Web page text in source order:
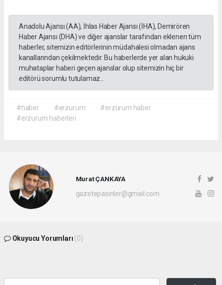
Anadolu Ajansı (AA), İhlas Haber Ajansı (İHA), Demirören
Haber Ajansı (DHA) ve diğer ajanslar tarafından eklenen tüm
haberler, sitemizin editörlerinin müdahalesi olmadan ajans
kanallarından çekilmektedir. Bu haberlerde yer alan hukuki
muhataplar haberi geçen ajanslar olup sitemizin hiç bir
editörü sorumlu tutulamaz...
#haber #erzurum
#erzurum haber
#erzurum haberleri
Murat ÇANKAYA
gazetepasinler@gmail.com
Okuyucu Yorumları (0)